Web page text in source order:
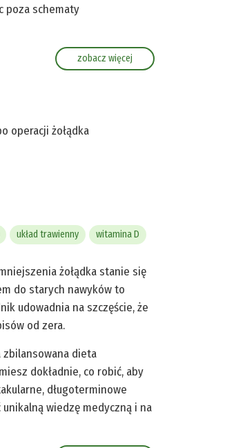
poza schematy
zobacz więcej
operacji żołądka
układ trawienny witamina D
żołądka stanie się
do starych nawyków to
udowadnia na szczęście, że
od zera.
dieta
dokładnie, co robić, aby
długoterminowe
wiedzę medyczną i na